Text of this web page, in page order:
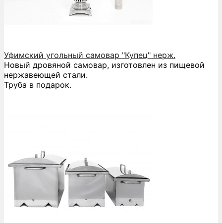
Уфимский угольный самовар "Купец" нерж.
Новый дровяной самовар, изготовлен из пищевой
нержавеющей стали.
Труба в подарок.